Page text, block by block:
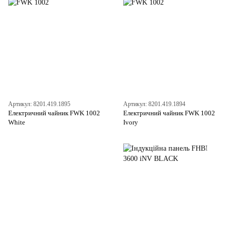
Артикул: 8201.419.1895
Електричний чайник FWK 1002
White
Артикул: 8201.419.1894
Електричний чайник FWK 1002
Ivory